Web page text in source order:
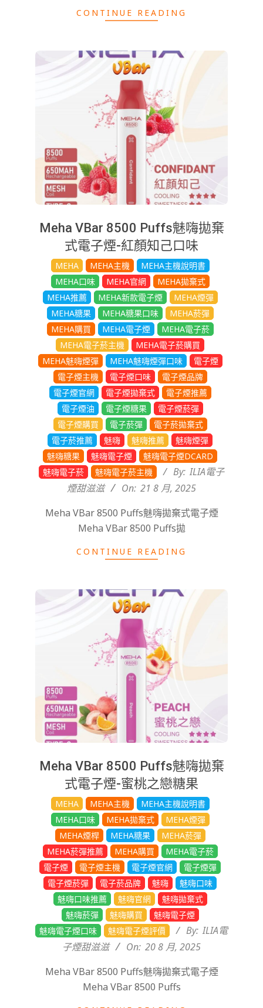
CONTINUE READING
Meha VBar 8500 Puffs魅嗨拋棄
式電子煙-紅顏知己口味
2025-
21
MEHA MEHA主機
MEHA主機說明書
MEHA口味
MEHA官網
MEHA拋棄式
MEHA推薦
MEHA新款電子煙
MEHA煙彈
MEHA糖果
MEHA糖果口味
MEHA菸彈
MEHA購買
MEHA電子煙
MEHA電子菸
MEHA電子菸主機
MEHA電子菸購買
MEHA魅嗨煙彈
MEHA魅嗨煙彈口味
電子煙
電子煙主機
電子煙口味
電子煙品牌
電子煙官網
電子煙拋棄式
電子煙推薦
電子煙油
電子煙糖果
電子煙菸彈
電子煙購買
電子菸彈
電子菸拋棄式
電子菸推薦
魅嗨 魅嗨推薦
魅嗨煙彈
魅嗨糖果
魅嗨電子煙
魅嗨電子煙DCARD
魅嗨電子菸
魅嗨電子菸主機 By: ILIA電子
煙甜滋滋
On: 21 8 月, 2025
Meha VBar 8500 Puffs魅嗨拋棄式電子煙
Meha VBar 8500 Puffs拋
CONTINUE READING
Meha VBar 8500 Puffs魅嗨拋棄
式電子煙-蜜桃之戀糖果
2025-MEHA MEHA主機
MEHA主機說明書
MEHA口味
MEHA拋棄式
MEHA煙彈
MEHA煙桿
MEHA糖果
MEHA菸彈
MEHA菸彈推薦
MEHA購買
MEHA電子菸
電子煙
電子煙主機 電子煙官網
電子煙彈
電子煙菸彈
電子菸品牌 魅嗨
魅嗨口味
魅嗨口味推薦
魅嗨官網
魅嗨拋棄式
魅嗨菸彈
魅嗨購買
魅嗨電子煙
魅嗨電子煙口味
魅嗨電子煙評價 By: ILIA電
子煙甜滋滋
On: 20 8 月, 2025
Meha VBar 8500 Puffs魅嗨拋棄式電子煙
Meha VBar 8500 Puffs